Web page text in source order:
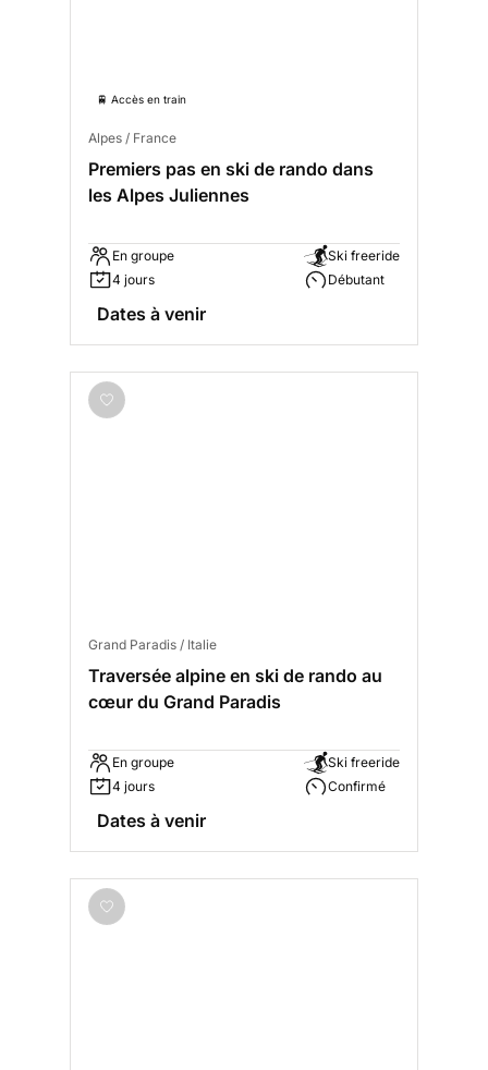
🚆 Accès en train
Alpes / France
Premiers pas en ski de rando dans
les Alpes Juliennes
En groupe
4 jours
Ski freeride
Débutant
Dates à venir
Grand Paradis / Italie
Traversée alpine en ski de rando au
cœur du Grand Paradis
En groupe
4 jours
Ski freeride
Confirmé
Dates à venir